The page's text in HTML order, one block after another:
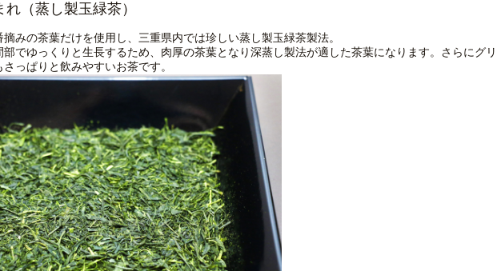
れ （蒸し製玉緑茶）
みの茶葉だけを使用し、三重県内では珍しい蒸し製玉緑茶製法。
部でゆっくりと生長するため、肉厚の茶葉となり深蒸し製法が適した茶葉になります。さらにグ
っぱりと飲みやすいお茶です。